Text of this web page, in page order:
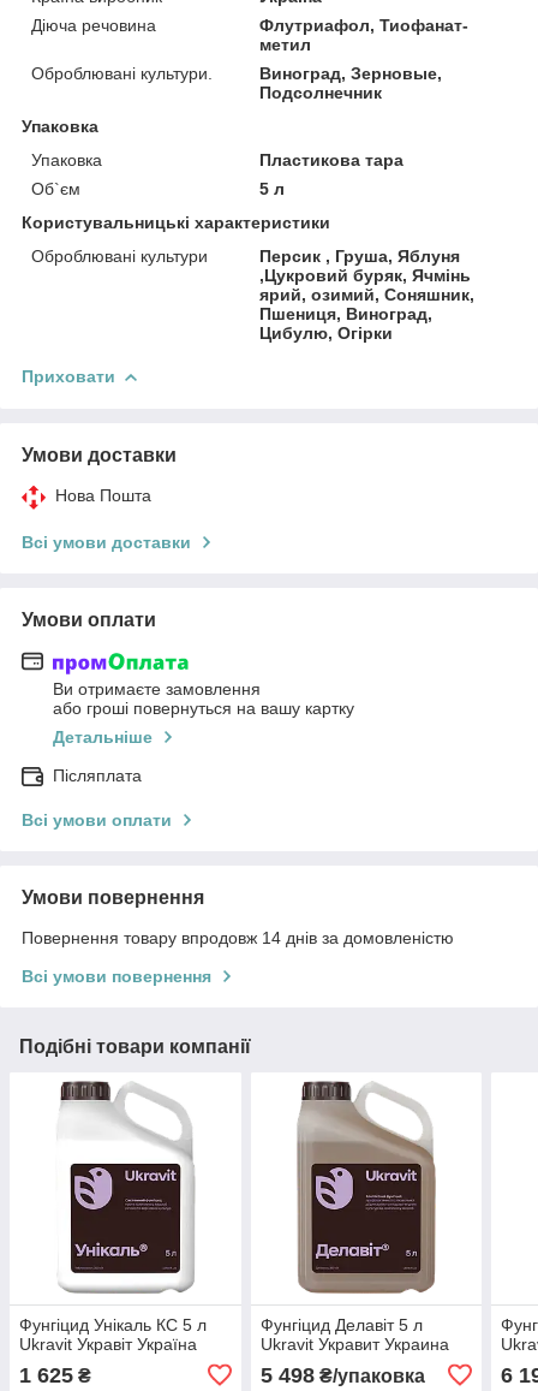
Діюча речовина
Флутриафол, Тиофанат-
метил
Оброблювані культури.
Виноград, Зерновые,
Подсолнечник
Упаковка
Упаковка
Пластикова тара
Об`єм
5 л
Користувальницькі характеристики
Оброблювані культури
Персик , Груша, Яблуня
,Цукровий буряк, Ячмінь
ярий, озимий, Соняшник,
Пшениця, Виноград,
Цибулю, Огірки
Приховати
Умови доставки
Нова Пошта
Всі умови доставки
Умови оплати
Ви отримаєте замовлення
або гроші повернуться на вашу картку
Детальніше
Післяплата
Всі умови оплати
Умови повернення
Повернення товару впродовж 14 днів за домовленістю
Всі умови повернення
Подібні товари компанії
Фунгіцид Унікаль КС 5 л
Ukravit Укравіт Україна
1 625 ₴
Фунгіцид Делавіт 5 л
Ukravit Укравит Украина
5 498₴/упаковка 6